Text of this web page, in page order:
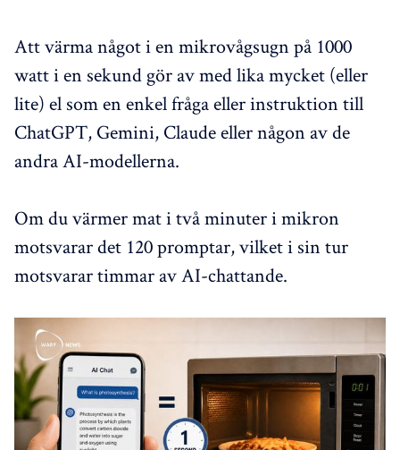
Att värma något i en mikrovågsugn på 1000
watt i en sekund gör av med lika mycket (eller
lite) el som en enkel fråga eller instruktion till
ChatGPT, Gemini, Claude eller någon av de
andra AI-modellerna.
Om du värmer mat i två minuter i mikron
motsvarar det 120 promptar, vilket i sin tur
motsvarar timmar av AI-chattande.